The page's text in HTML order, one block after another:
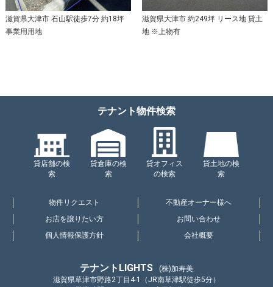
滋賀県大津市 石山駅徒歩7分 約18坪
事業用用地
滋賀県大津市 約249坪 リース地 貸土
地 ※上物有
テナント物件検索
貸店舗の検
索
貸倉庫の検
索
貸オフィス
の検索
貸土地の検
索
物件リクエスト
不動産オーナー様へ
お店を譲りたい方
お問い合わせ
個人情報保護方針
会社概要
テナントLIGHTS
(株)加寿美
滋賀県草津市野路2丁目4-1（JR南草津駅徒歩5分）